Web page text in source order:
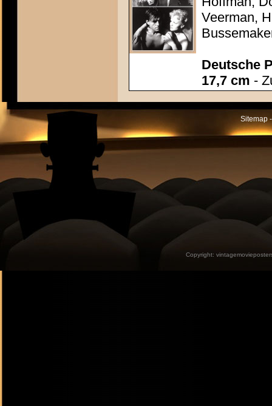
Veerman,
Deutsche
17,7 cm -
Sitemap
Copyright: